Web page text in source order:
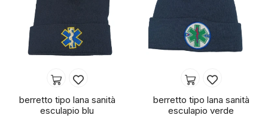
berretto tipo lana sanità
esculapio blu
berretto tipo lana sanità
esculapio verde